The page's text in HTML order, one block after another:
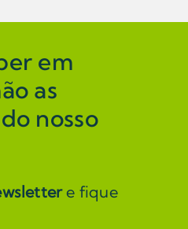
em
as
do nosso
e fique